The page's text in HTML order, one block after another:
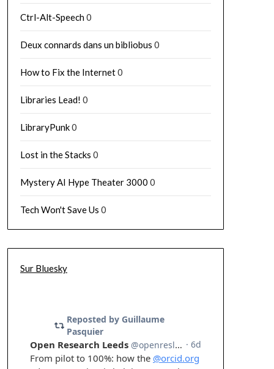
Ctrl-Alt-Speech0
Deux connards dans un bibliobus 0
How to Fix the Internet0
Libraries Lead! 0
LibraryPunk0
Lost in the Stacks 0
Mystery AI Hype Theater 3000 0
Tech Won't Save Us 0
Sur Bluesky